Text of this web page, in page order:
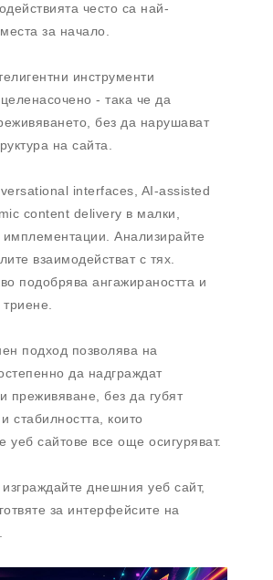
често са най-
за начало.
инструменти
- така че да
без да нарушават
на сайта.
interfaces, AI-assisted
content delivery в малки,
имплементации. Анализирайте
взаимодействат с тях.
подобрява ангажираността и
подход позволява на
да надграждат
преживяване, без да губят
стабилността, които
уеб сайтове все още осигуряват.
днешния уеб сайт,
за интерфейсите на